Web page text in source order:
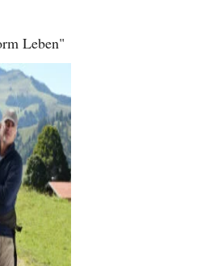
Leben"